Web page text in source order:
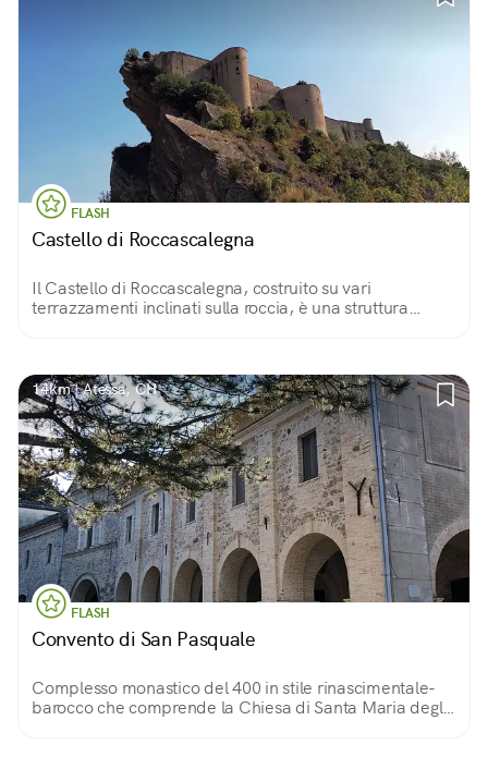
FLASH
Castello di Roccascalegna
Il Castello di Roccascalegna, costruito su vari
terrazzamenti inclinati sulla roccia, è una struttura
14km | Atessa, CH
FLASH
Convento di San Pasquale
Complesso monastico del 400 in stile rinascimentale-
barocco che comprende la Chiesa di Santa Maria degli